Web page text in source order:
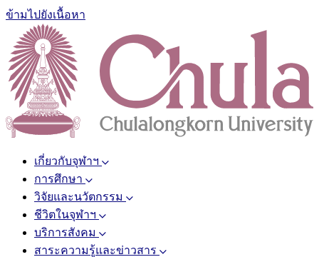
ข้ามไปยังเนื้อหา
เกี่ยวกับจุฬาฯ
การศึกษา
วิจัยและนวัตกรรม
ชีวิตในจุฬาฯ
บริการสังคม
สาระความรู้และข่าวสาร